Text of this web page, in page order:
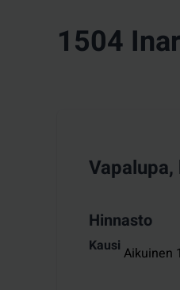
1504
Hinnasto
Kausi Aikuinen